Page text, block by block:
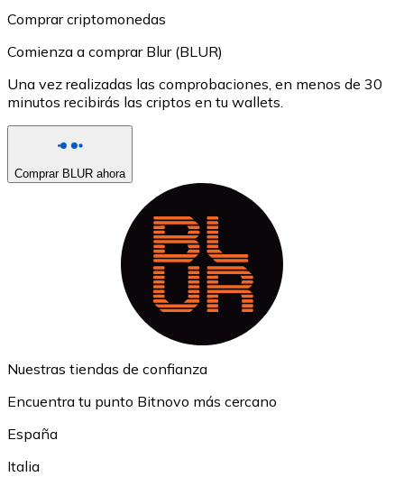
Comprar criptomonedas
Comienza a comprar Blur (BLUR)
Una vez realizadas las comprobaciones, en menos de 30
minutos recibirás las criptos en tu wallets.
Comprar BLUR ahora
Nuestras tiendas de confianza
Encuentra tu punto Bitnovo más cercano
España
Italia